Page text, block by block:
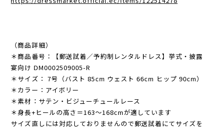
（商品詳細）
＊商品番号：【郵送試着／予約制レンタルドレス】挙式・披露
宴向け DM0002509005-R
＊サイズ： 7号（バスト 85cm ウェスト 66cm ヒップ 90cm）
＊カラー：アイボリー
＊素材：サテン・ビジューチュールレース
＊身長+ヒールの高さ＝163〜168cmが適しています
サイズ直しには対応しておりませんので郵送試着にてサイズを